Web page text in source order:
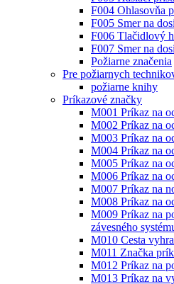
F004 Ohlasovňa
F005 Smer na
F006 Tlačidlový
F007 Smer na
Požiarne značenia
Pre požiarnych
požiarne knihy
Príkazové značky
M001 Príkaz na
M002 Príkaz na
M003 Príkaz na
M004 Príkaz na
M005 Príkaz na
M006 Príkaz na
M007 Príkaz na
M008 Príkaz na
M009 Príkaz na
závesného
M010 Cesta
M011 Značka
M012 Príkaz na
M013 Príkaz na